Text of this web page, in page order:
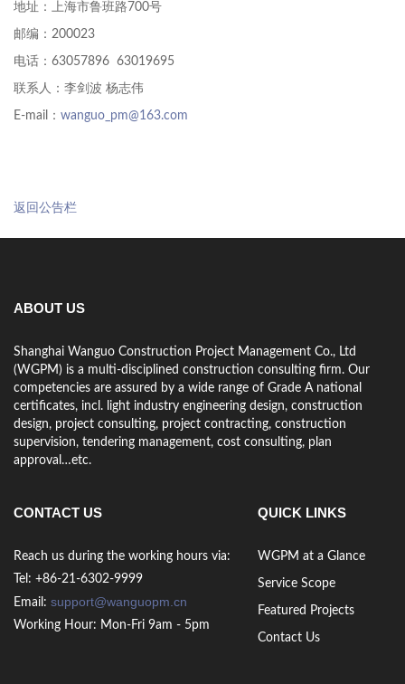
地址：上海市鲁班路700号
邮编：200023
电话：63057896 63019695
联系人：李剑波 杨志伟
E-mail： wanguo_pm@163.com
返回公告栏
ABOUT US
Shanghai Wanguo Construction Project Management Co., Ltd
(WGPM) is a multi-disciplined construction consulting firm. Our
competencies are assured by a wide range of Grade A national
certificates, incl. light industry engineering design, construction
design, project consulting, project contracting, construction
supervision, tendering management, cost consulting, plan
approval…etc.
CONTACT US
Reach us during the working hours via:
Tel: +86-21-6302-9999
Email: support@wanguopm.cn
Working Hour: Mon-Fri 9am - 5pm
QUICK LINKS
WGPM at a Glance
Service Scope
Featured Projects
Contact Us